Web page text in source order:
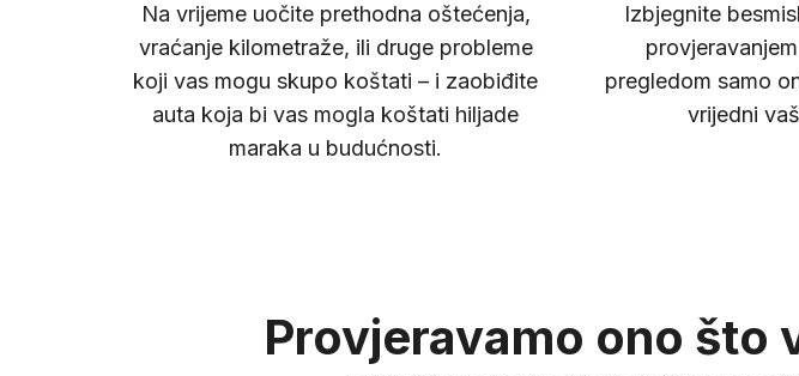
Na vrijeme uočite prethodna oštećenja,
vraćanje kilometraže, ili druge probleme
koji vas mogu skupo koštati – i zaobiđite
auta koja bi vas mogla koštati hiljade
maraka u budućnosti.
Izbjegnite
pregledom samo
vrijedni
Provjeravamo ono što